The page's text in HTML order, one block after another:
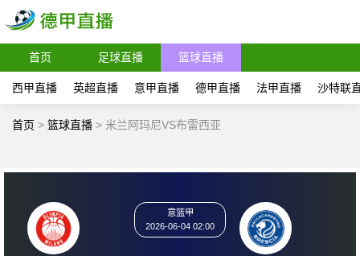
首页 足球直播 篮球直播
西甲直播 英超直播 意甲直播 德甲直播 法甲直播 沙特联
首页 > 篮球直播 > 米兰阿玛尼VS布雷西亚